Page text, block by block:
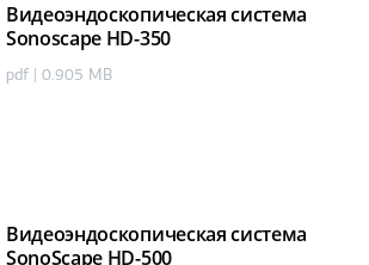
Видеоэндоскопическая система
Sonoscape HD-350
pdf | 0.905 MB
Видеоэндоскопическая система
SonoScape HD-500